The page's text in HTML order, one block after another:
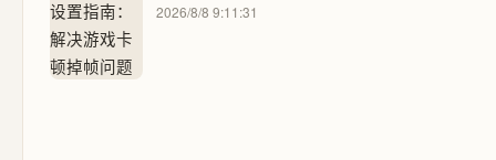
2026/8/8 9:11:31